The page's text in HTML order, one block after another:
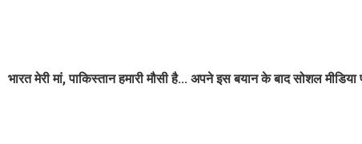
भारत मेरी मां, पाकिस्तान हमारी मौसी है... अपने इस बयान के बाद सोशल